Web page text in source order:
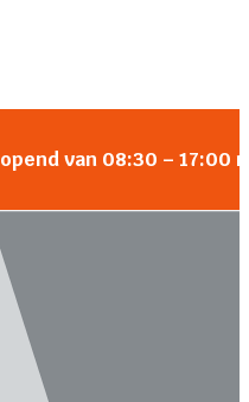
van 08:30 –